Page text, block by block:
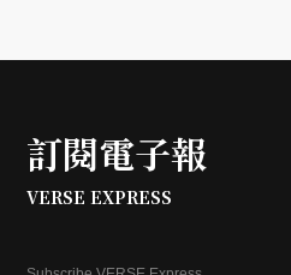
訂閱電子報
VERSE EXPRESS